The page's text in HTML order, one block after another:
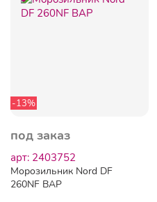
-13%
под заказ
арт: 2403752
Морозильник Nord DF
260NF BAP